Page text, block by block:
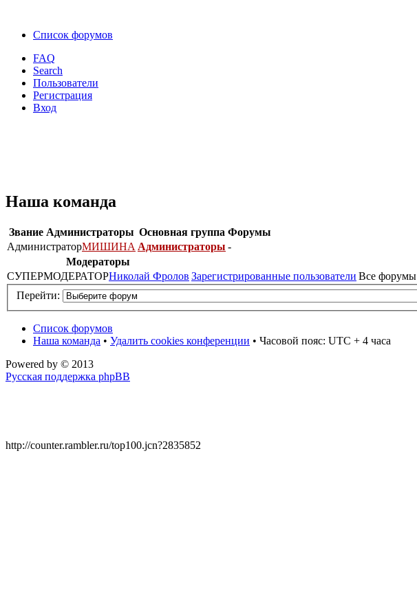
Список форумов
FAQ
Search
Пользователи
Регистрация
Вход
Наша команда
Звание Администраторы Основная группа Форумы
АдминистраторМИШИНА Администраторы -
Модераторы
СУПЕРМОДЕРАТОРНиколай Фролов Зарегистрированные пользователи Все форумы
Перейти:
Список форумов
Наша команда • Удалить cookies конференции • Часовой пояс: UTC + 4 часа
Powered by © 2013
Русская поддержка phpBB
http://counter.rambler.ru/top100.jcn?2835852